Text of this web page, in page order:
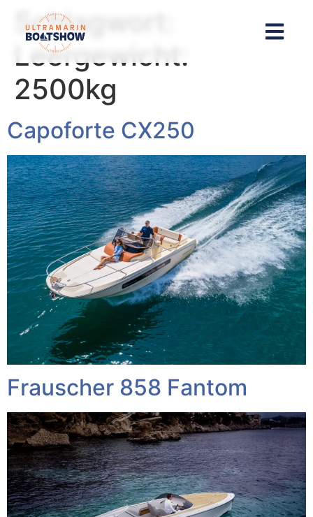
springenSchlagwort:
Leergewicht:
2500kg
Capoforte CX250
Frauscher 858 Fantom